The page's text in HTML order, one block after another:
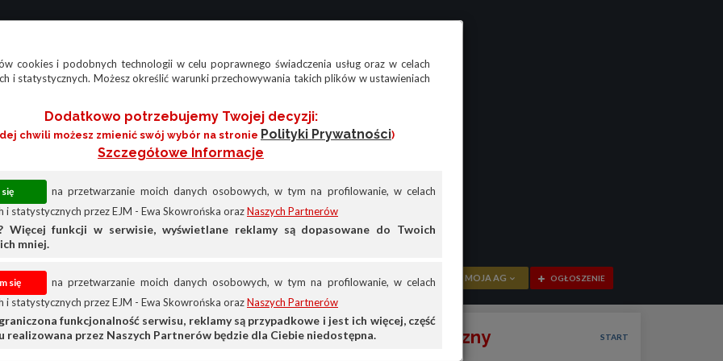
cookies i podobnych technologii w celu poprawnego świadczenia usług oraz w celach
i statystycznych. Możesz określić warunki przechowywania takich plików w ustawieniach
Dodatkowo potrzebujemy Twojej decyzji:
chwili możesz zmienić swój wybór na stronie Polityki Prywatności)
Szczegółowe Informacje
na przetwarzanie moich danych osobowych, w tym na profilowanie, w celach
i statystycznych przez EJM - Ewa Skowrońska orazNaszych Partnerów
Więcej funkcji w serwisie, wyświetlane reklamy są dopasowane do Twoich
mniej.
na przetwarzanie moich danych osobowych, w tym na profilowanie, w celach
i statystycznych przez EJM - Ewa Skowrońska orazNaszych Partnerów
funkcjonalność serwisu, reklamy są przypadkowe i jest ich więcej, część
realizowana przez Naszych Partnerów będzie dla Ciebie niedostępna.
MOJA AG OGŁOSZENIE
a ubezpieczenie - jaki jest koszt? - Materiał zewnętrzny START